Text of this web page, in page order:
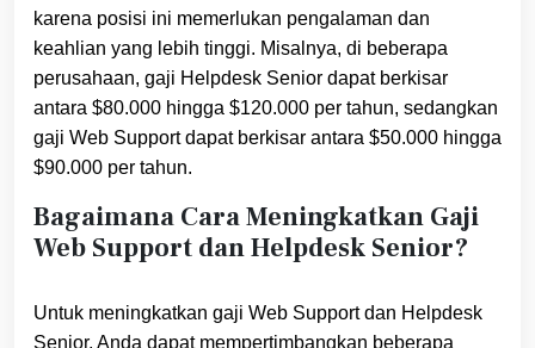
karena posisi ini memerlukan pengalaman dan
keahlian yang lebih tinggi. Misalnya, di beberapa
perusahaan, gaji Helpdesk Senior dapat berkisar
antara $80.000 hingga $120.000 per tahun, sedangkan
gaji Web Support dapat berkisar antara $50.000 hingga
$90.000 per tahun.
Bagaimana Cara Meningkatkan Gaji
Web Support dan Helpdesk Senior?
Untuk meningkatkan gaji Web Support dan Helpdesk
Senior, Anda dapat mempertimbangkan beberapa